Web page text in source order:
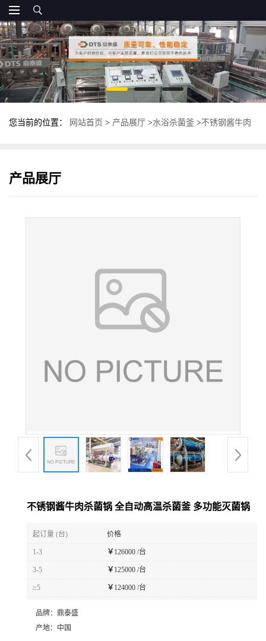
您当前的位置： 网站首页 > 产品展厅 >水浴杀菌釜 >不锈钢酱牛肉
产品展厅
不锈钢酱牛肉杀菌锅 全自动高温杀菌釜 多功能灭菌锅
起订量 (台) 价格
1-3 ￥ 126000 /台
3-5 ￥ 125000 /台
≥5 ￥ 124000 /台
品牌： 鼎泰盛
产地： 中国